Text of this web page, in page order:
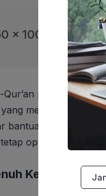
x 100 AD
memiliki
mereka hadapi.
bantuan materi,
optimis dalam
Kebersamaan